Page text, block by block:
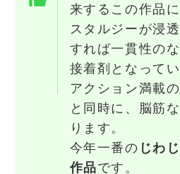
来するこの作品
スタルジーが浸
すれば一貫性の
接着剤となってい
アクション満載
と同時に、脳筋
ります。
今年一番の じわ
作品です。